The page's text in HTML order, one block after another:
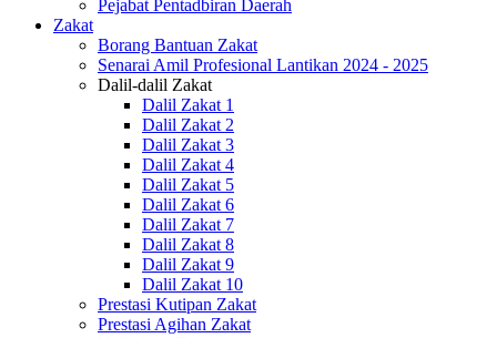
Pejabat Pentadbiran Daerah
Zakat
Borang Bantuan Zakat
Senarai Amil Profesional Lantikan 2024 - 2025
Dalil-dalil Zakat
Dalil Zakat 1
Dalil Zakat 2
Dalil Zakat 3
Dalil Zakat 4
Dalil Zakat 5
Dalil Zakat 6
Dalil Zakat 7
Dalil Zakat 8
Dalil Zakat 9
Dalil Zakat 10
Prestasi Kutipan Zakat
Prestasi Agihan Zakat